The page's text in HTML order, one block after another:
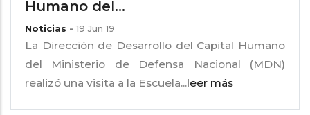
Humano del...
Noticias -19 Jun 19
La Dirección de Desarrollo del Capital Humano
del Ministerio de Defensa Nacional (MDN)
realizó una visita a la Escuela...leer más